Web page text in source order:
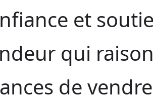
et
qui
de